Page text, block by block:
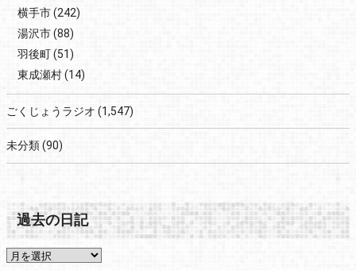
横手市(242)
湯沢市(88)
羽後町(51)
東成瀬村(14)
ごくじょうラジオ (1,547)
未分類(90)
過去の日記